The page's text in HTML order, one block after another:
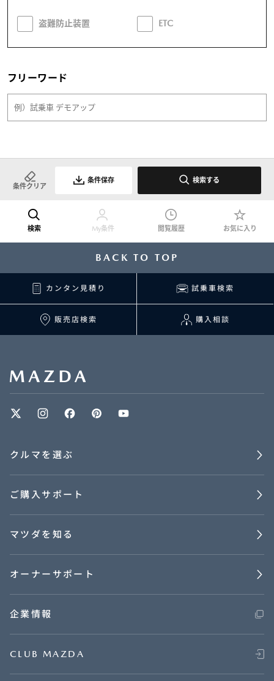
盗難防止装置 ETC
フリーワード
条件クリア
条件保存 検索する
検索 My条件 閲覧履歴 お気に入り
BACK TO TOP
カンタン見積り 試乗車検索
販売店検索 購入相談
クルマを選ぶ
ご購入サポート
マツダを知る
オーナーサポート
企業情報
CLUB MAZDA